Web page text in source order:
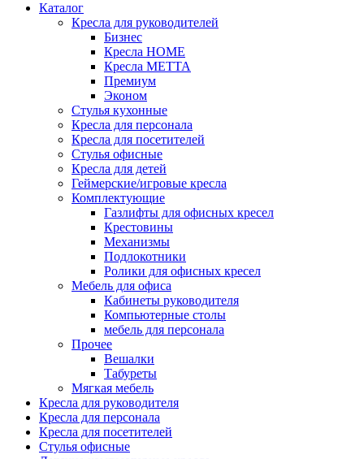
Каталог
Кресла для руководителей
Бизнес
Кресла HOME
Кресла МЕТТА
Премиум
Эконом
Стулья кухонные
Кресла для персонала
Кресла для посетителей
Стулья офисные
Кресла для детей
Геймерские/игровые кресла
Комплектующие
Газлифты для офисных кресел
Крестовины
Механизмы
Подлокотники
Ролики для офисных кресел
Мебель для офиса
Кабинеты руководителя
Компьютерные столы
мебель для персонала
Прочее
Вешалки
Табуреты
Мягкая мебель
Кресла для руководителя
Кресла для персонала
Кресла для посетителей
Стулья офисные